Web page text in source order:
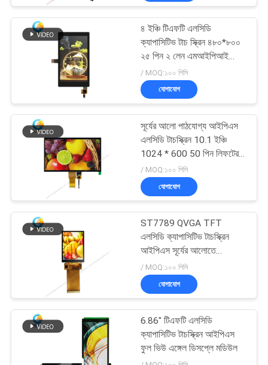
টিএফটি এলসিডি টাচ স্ক্রিন
TFT LCD মনিটর
উচ্চ উজ্জ্বলতা টিএফটি
৪ ইঞ্চি টিএফটি এলসিডি
ক্যাপাসিটিভ টাচ স্ক্রিন ৪৮০*৮০০
২৫ পিন ২ লেন এমআইপিআই
ডিএসআই
/ MOQ:১০০ পিসি
যোগাযোগ
সূর্যের আলো পাঠযোগ্য আইপিএস
এলসিডি টাচস্ক্রিন 10.1 ইঞ্চি
1024 * 600 50 পিন লিফটের
জন্য
/ MOQ:১০০ পিসি
যোগাযোগ
ST7789 QVGA TFT
এলসিডি ক্যাপাসিটিভ টাচস্ক্রিন
আইপিএস সূর্যের আলোতে
পাঠযোগ্য
/ MOQ:১০০ পিসি
যোগাযোগ
6.86" টিএফটি এলসিডি
ক্যাপাসিটিভ টাচস্ক্রিন আইপিএস
ফুল ভিউ এঙ্গেল ডিসপ্লে মডিউল